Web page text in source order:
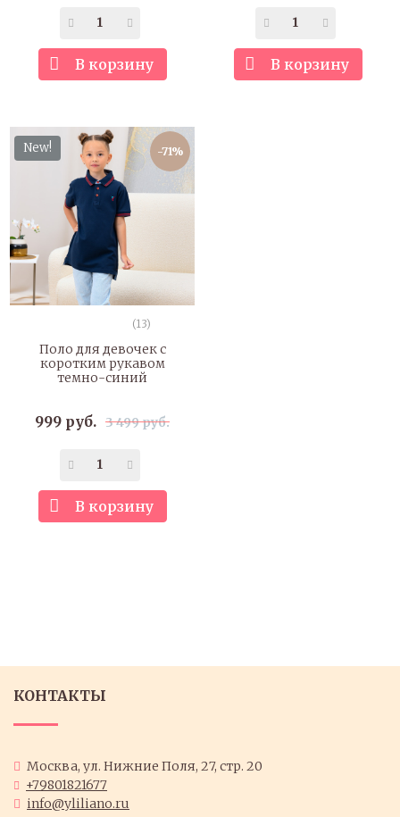
В корзину В корзину
New! -71%
(13)
Поло для девочек с
коротким рукавом
темно-синий
999 руб. 3 499 руб.
В корзину
КОНТАКТЫ
Москва, ул. Нижние Поля, 27, стр. 20
+79801821677
info@yliliano.ru